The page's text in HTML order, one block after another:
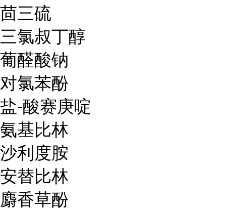
茴三硫
三氯叔丁醇
葡醛酸钠
对氯苯酚
盐-酸赛庚啶
氨基比林
沙利度胺
安替比林
麝香草酚